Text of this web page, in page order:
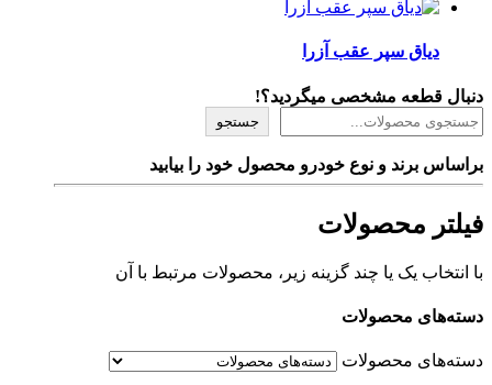
دیاق سپر عقب آزرا
دنبال قطعه مشخصی میگردید؟!
جستجو
براساس برند و نوع خودرو محصول خود را بیابید
فیلتر محصولات
با انتخاب یک یا چند گزینه زیر، محصولات مرتبط با آن
دسته‌های محصولات
دسته‌های محصولات